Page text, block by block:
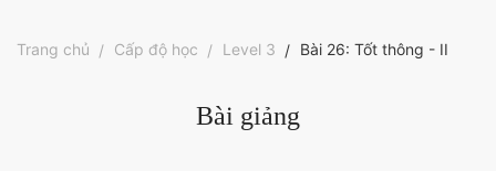
Trang chủ Cấp độ học Level 3 Bài 26: Tốt thông - II
Bài giảng